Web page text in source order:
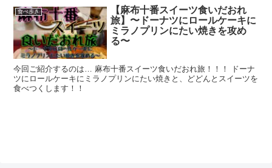
食べ歩き
【麻布十番スイーツ食いだおれ
旅】〜ドーナツにロールケーキに
ミラノプリンにたい焼きを攻め
る〜
今回ご紹介するのは… 麻布十番スイーツ食いだおれ旅！！！ ドーナ
ツにロールケーキにミラノプリンにたい焼きと、どどんとスイーツを
食べつくします！！